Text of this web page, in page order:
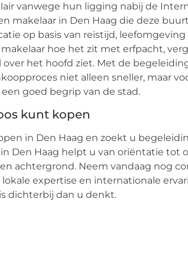
vanwege hun ligging nabij de
makelaar in Den Haag die deze
op basis van reistijd,
hoe het zit met erfpacht,
het hoofd ziet. Met de
niet alleen sneller, maar
goed begrip van de stad.
kunt kopen
in Den Haag en zoekt u
Den Haag helpt u van oriëntatie tot
achtergrond. Neem vandaag nog
expertise en internationale
dichterbij dan u denkt.